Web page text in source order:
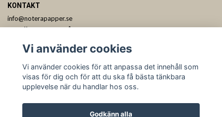
KONTAKT
info@noterapapper.se
Vi använder cookies
Vi använder cookies för att anpassa det innehåll som
visas för dig och för att du ska få bästa tänkbara
upplevelse när du handlar hos oss.
Godkänn alla